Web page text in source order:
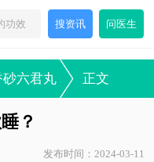
搜资讯 问医生
砂六君丸 正文
？
发布时间：2024-03-11